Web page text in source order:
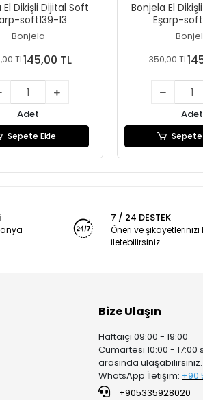
El Dikişli Dijital Soft
soft139-13
Bonjela
TL145,00 TL
Adet
Sepete Ekle
Bonjela El
Eşarp-
350,00 TL
Adet
Sepete
7 / 24 DESTEK
Öneri ve şikayetlerinizi
iletebilirsiniz.
Bize Ulaşın
Haftaiçi 09:00 - 19:00
Cumartesi 10:00 - 17:00
arasında ulaşabilirsiniz.
WhatsApp İletişim: +90
+905335928020